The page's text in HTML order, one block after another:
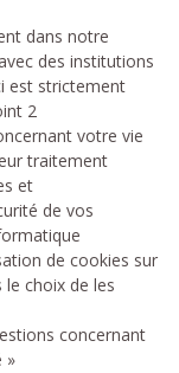
dans notre
des institutions
est strictement
2
votre vie
traitement
et
de vos
de cookies sur
choix de les
concernant
»